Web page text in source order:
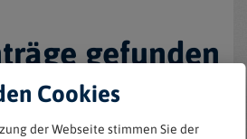
gefunden
Cookies
der Webseite stimmen Sie der